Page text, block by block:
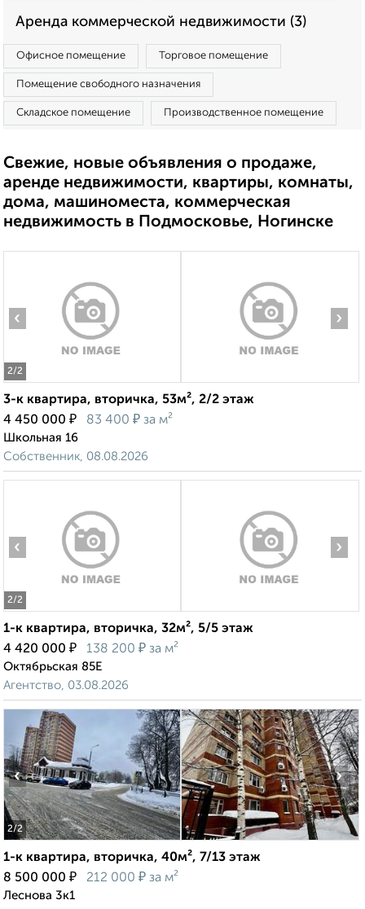
Аренда коммерческой недвижимости (3)
Офисное помещение Торговое помещение
Помещение свободного назначения
Складское помещение Производственное помещение
Свежие, новые объявления о продаже,
аренде недвижимости, квартиры, комнаты,
дома, машиноместа, коммерческая
недвижимость в Подмосковье, Ногинске
2/2
‹ ›
3-к квартира, вторичка, 53м², 2/2 этаж
4 450 000 ₽ 83 400 ₽ за м²
Школьная 16
Собственник, 08.08.2026
2/2
‹ ›
1-к квартира, вторичка, 32м², 5/5 этаж
4 420 000 ₽ 138 200 ₽ за м²
Октябрьская 85Е
Агентство, 03.08.2026
2/2
‹ ›
1-к квартира, вторичка, 40м², 7/13 этаж
8 500 000 ₽ 212 000 ₽ за м²
Леснова 3к1